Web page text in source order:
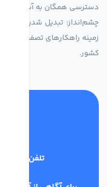
دسترسی همگان به آب پاک و
چشم‌انداز: تبدیل شدن به
زمینه راهکارهای تصفیه آب و
کشور.
تلفن پشتیبانی